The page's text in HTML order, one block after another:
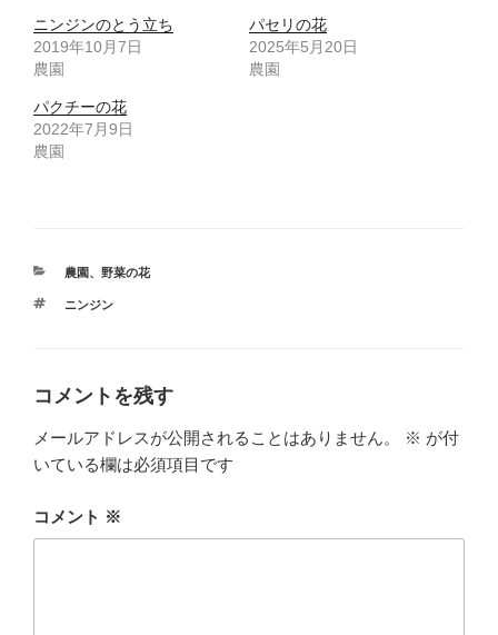
ニンジンのとう立ち
2019年10月7日
農園
パセリの花
2025年5月20日
農園
パクチーの花
2022年7月9日
農園
カ
ゴ
農園、 野菜の花
タ
ニンジン
コメントを残す
メールアドレスが公開されることはありません。 ※ が付
いている欄は必須項目です
コメント ※